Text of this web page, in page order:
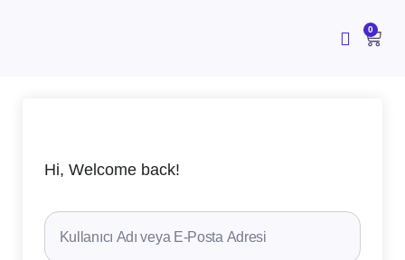
0
Hi, Welcome back!